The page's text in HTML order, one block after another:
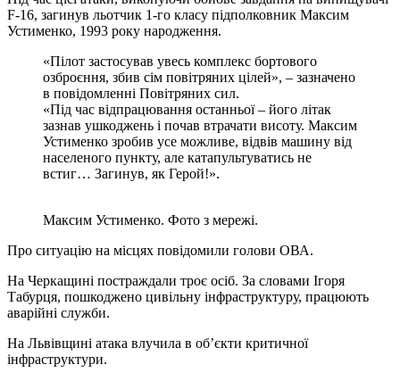
F-16, загинув льотчик 1-го класу підполковник Максим
Устименко, 1993 року народження.
«Пілот застосував увесь комплекс бортового
озброєння, збив сім повітряних цілей», – зазначено
в повідомленні Повітряних сил.
«Під час відпрацювання останньої – його літак
зазнав ушкоджень і почав втрачати висоту. Максим
Устименко зробив усе можливе, відвів машину від
населеного пункту, але катапультуватись не
встиг… Загинув, як Герой!».
Максим Устименко. Фото з мережі.
Про ситуацію на місцях повідомили голови ОВА.
На Черкащині постраждали троє осіб. За словами Ігоря
Табурця, пошкоджено цивільну інфраструктуру, працюють
аварійні служби.
На Львівщині атака влучила в об’єкти критичної
інфраструктури.